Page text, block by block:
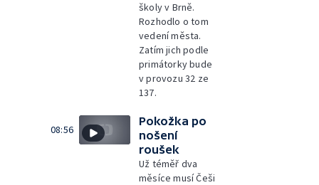
školy v Brně.
Rozhodlo o tom
vedení města.
Zatím jich podle
primátorky bude
v provozu 32 ze
137.
08:56
Pokožka po
nošení
roušek
Už téměř dva
měsíce musí Češi